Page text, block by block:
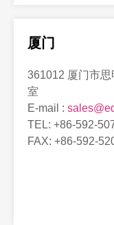
厦门
361012 厦门市
室
E-mail :
TEL: +86-592-
FAX: +86-592-